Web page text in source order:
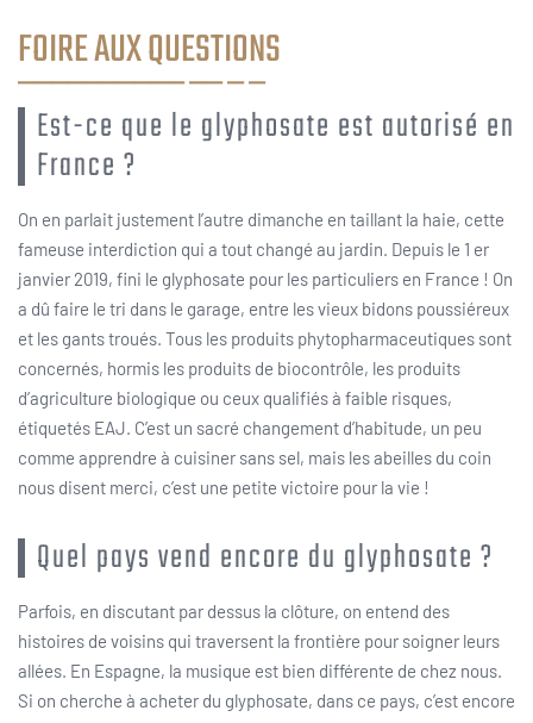
FOIRE AUX QUESTIONS
Est-ce que le glyphosate est autorisé en
France ?
On en parlait justement l’autre dimanche en taillant la haie, cette
fameuse interdiction qui a tout changé au jardin. Depuis le 1 er
janvier 2019, fini le glyphosate pour les particuliers en France ! On
a dû faire le tri dans le garage, entre les vieux bidons poussiéreux
et les gants troués. Tous les produits phytopharmaceutiques sont
concernés, hormis les produits de biocontrôle, les produits
d’agriculture biologique ou ceux qualifiés à faible risques,
étiquetés EAJ. C’est un sacré changement d’habitude, un peu
comme apprendre à cuisiner sans sel, mais les abeilles du coin
nous disent merci, c’est une petite victoire pour la vie !
Quel pays vend encore du glyphosate ?
Parfois, en discutant par dessus la clôture, on entend des
histoires de voisins qui traversent la frontière pour soigner leurs
allées. En Espagne, la musique est bien différente de chez nous.
Si on cherche à acheter du glyphosate, dans ce pays, c’est encore